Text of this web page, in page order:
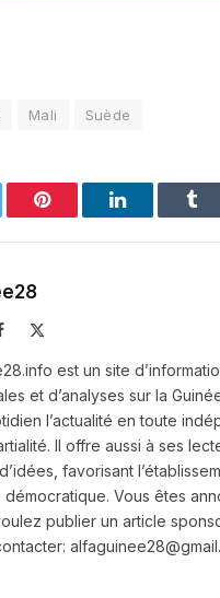
Mali Suède
Pinterest LinkedIn
Facebook
est un site
et d’analyses sur la
l’actualité en toute
Il offre aussi à ses
favorisant
démocratique. Vous êtes
publier un article